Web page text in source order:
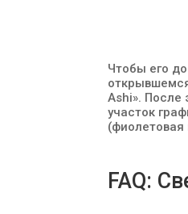
Чтобы его
Ashi». После
участок
FAQ: